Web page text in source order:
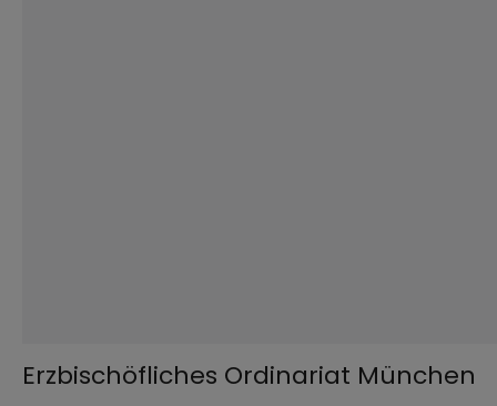
Erzbischöfliches Ordinariat München